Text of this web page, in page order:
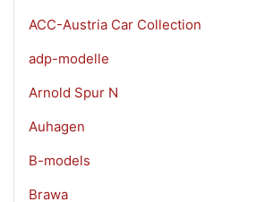
ACC-Austria Car Collection
adp-modelle
Arnold Spur N
Auhagen
B-models
Brawa